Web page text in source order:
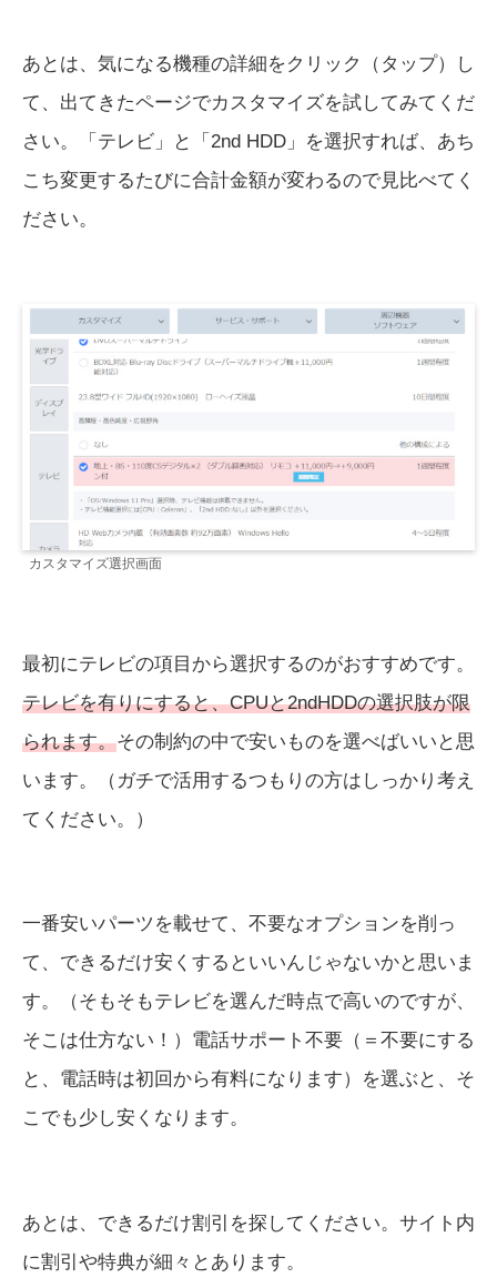
あとは、気になる機種の詳細をクリック（タップ）し
て、出てきたページでカスタマイズを試してみてくだ
さい。「テレビ」と「2nd HDD」を選択すれば、あち
こち変更するたびに合計金額が変わるので見比べてく
ださい。
カスタマイズ選択画面
最初にテレビの項目から選択するのがおすすめです。
テレビを有りにすると、CPUと2ndHDDの選択肢が限
られます。その制約の中で安いものを選べばいいと思
います。（ガチで活用するつもりの方はしっかり考え
てください。）
一番安いパーツを載せて、不要なオプションを削っ
て、できるだけ安くするといいんじゃないかと思いま
す。（そもそもテレビを選んだ時点で高いのですが、
そこは仕方ない！）電話サポート不要（＝不要にする
と、電話時は初回から有料になります）を選ぶと、そ
こでも少し安くなります。
あとは、できるだけ割引を探してください。サイト内
に割引や特典が細々とあります。